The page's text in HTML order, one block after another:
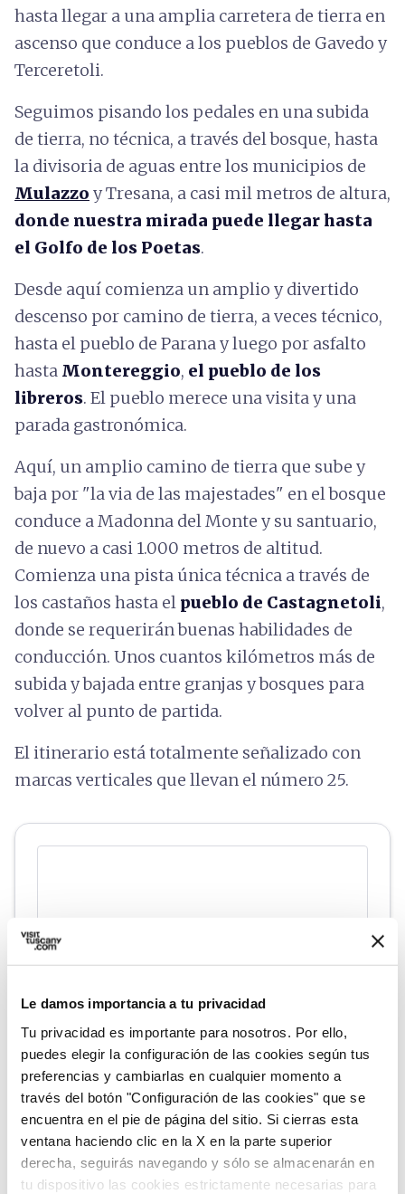
Le damos importancia a tu privacidad
Tu privacidad es importante para nosotros. Por ello,
puedes elegir la configuración de las cookies según tus
preferencias y cambiarlas en cualquier momento a
través del botón "Configuración de las cookies" que se
encuentra en el pie de página del sitio. Si cierras esta
ventana haciendo clic en la X en la parte superior
derecha, seguirás navegando y sólo se almacenarán en
tu dispositivo las cookies estrictamente necesarias para
hasta llegar a una amplia carretera de tierra en
ascenso que conduce a los pueblos de Gavedo y
Terceretoli.
Seguimos pisando los pedales en una subida
de tierra, no técnica, a través del bosque, hasta
la divisoria de aguas entre los municipios de
Mulazzo y Tresana, a casi mil metros de altura,
donde nuestra mirada puede llegar hasta
el Golfo de los Poetas.
Desde aquí comienza un amplio y divertido
descenso por camino de tierra, a veces técnico,
hasta el pueblo de Parana y luego por asfalto
hasta Montereggio, el pueblo de los
libreros. El pueblo merece una visita y una
parada gastronómica.
Aquí, un amplio camino de tierra que sube y
baja por "la via de las majestades" en el bosque
conduce a Madonna del Monte y su santuario,
de nuevo a casi 1.000 metros de altitud.
Comienza una pista única técnica a través de
los castaños hasta el pueblo de Castagnetoli,
donde se requerirán buenas habilidades de
conducción. Unos cuantos kilómetros más de
subida y bajada entre granjas y bosques para
volver al punto de partida.
El itinerario está totalmente señalizado con
marcas verticales que llevan el número 25.
fullscreen Explorar en el mapa
vertical_align_top 967 mt